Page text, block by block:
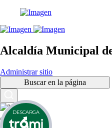
Alcaldía Municipal
Administrar sitio
Buscar en la página
DESCARGA